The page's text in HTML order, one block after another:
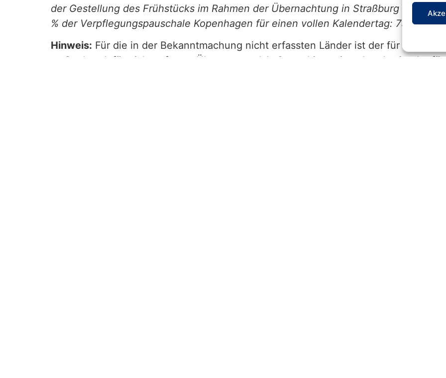
der Gestellung des Frühstücks im Rahmen der Übernachtung in Straßburg ist die
% der Verpflegungspauschale Kopenhagen für einen vollen Kalendertag: 75 €) auf
Hinweis: Für die in der Bekanntmachung nicht erfassten Länder ist der für
maßgebend, für nicht erfasste Übersee- und Außengebiete eines Landes ist der